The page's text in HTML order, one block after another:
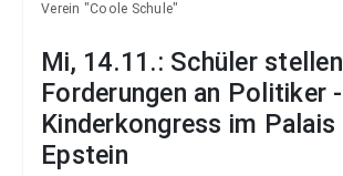
Verein "Coole Schule"
Mi, 14.11.: Schüler stellen
Forderungen an Politiker -
Kinderkongress im Palais
Epstein